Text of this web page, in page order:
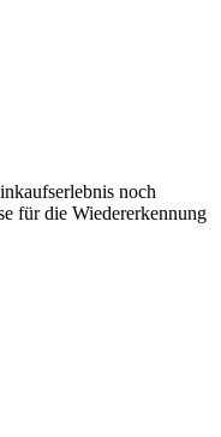
noch
für die Wiedererkennung